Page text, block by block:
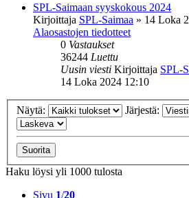
SPL-Saimaan syyskokous 2024
Kirjoittaja SPL-Saimaa » 14 Loka
Alaosastojen tiedotteet
0 Vastaukset
36244 Luettu
Uusin viesti Kirjoittaja SPL-
14 Loka 2024 12:10
Näytä: Järjestä:
Haku löysi yli 1000 tulosta
Sivu 1/20